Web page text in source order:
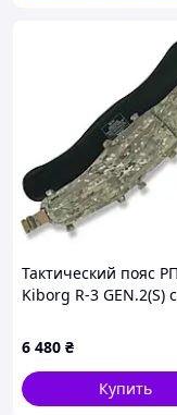
Тактический пояс
Kiborg R-3 GEN.2(S) с
класса, мультикам
6 480 ₴
Купить